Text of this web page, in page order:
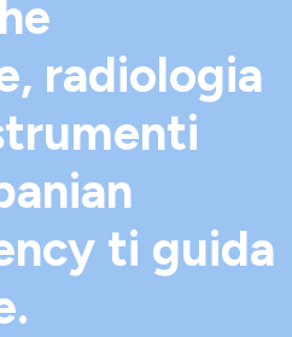
radiologia
ti guida